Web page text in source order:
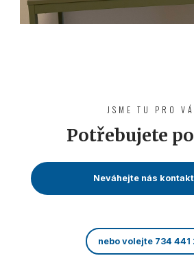
JSME TU PRO
Potřebujete
Neváhejte nás
nebo volejte 734 441